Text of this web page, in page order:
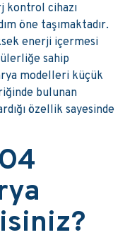
kontrol cihazı
öne taşımaktadır.
enerji içermesi
sahip
modelleri küçük
bulunan
özellik sayesinde